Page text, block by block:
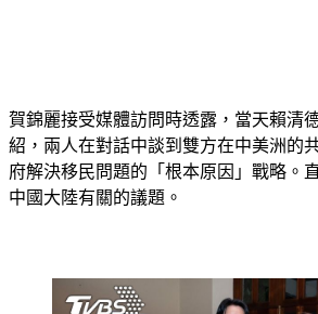
賀錦麗接受媒體訪問時透露，當天賴清
紹，兩人在對話中談到雙方在中美洲的
府解決移民問題的「根本原因」戰略。
中國大陸有關的議題。